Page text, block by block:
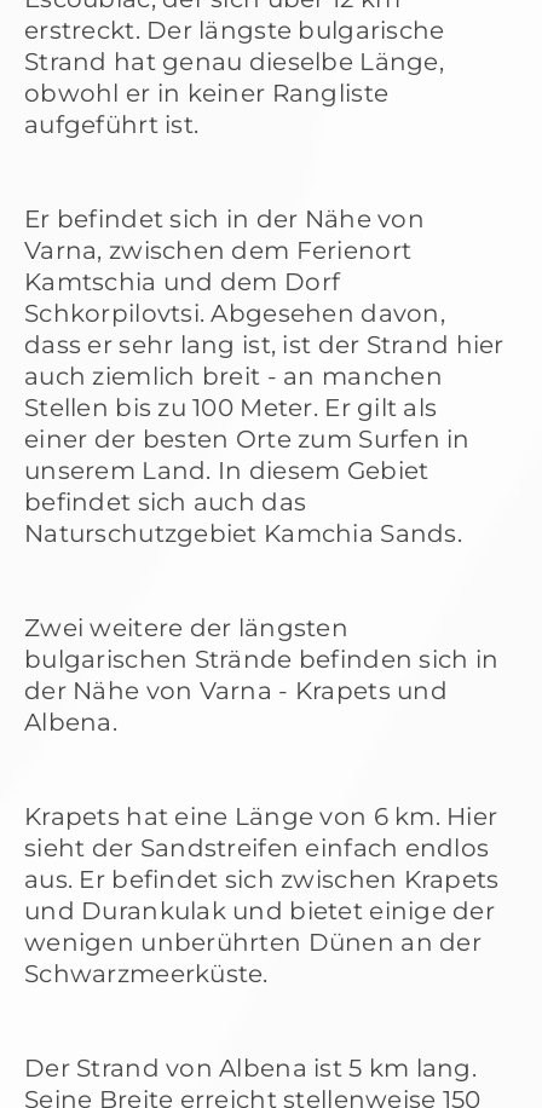
erstreckt. Der längste bulgarische
Strand hat genau dieselbe Länge,
obwohl er in keiner Rangliste
aufgeführt ist.
Er befindet sich in der Nähe von
Varna, zwischen dem Ferienort
Kamtschia und dem Dorf
Schkorpilovtsi. Abgesehen davon,
dass er sehr lang ist, ist der Strand hier
auch ziemlich breit - an manchen
Stellen bis zu 100 Meter. Er gilt als
einer der besten Orte zum Surfen in
unserem Land. In diesem Gebiet
befindet sich auch das
Naturschutzgebiet Kamchia Sands.
Zwei weitere der längsten
bulgarischen Strände befinden sich in
der Nähe von Varna - Krapets und
Albena.
Krapets hat eine Länge von 6 km. Hier
sieht der Sandstreifen einfach endlos
aus. Er befindet sich zwischen Krapets
und Durankulak und bietet einige der
wenigen unberührten Dünen an der
Schwarzmeerküste.
Der Strand von Albena ist 5 km lang.
Seine Breite erreicht stellenweise 150